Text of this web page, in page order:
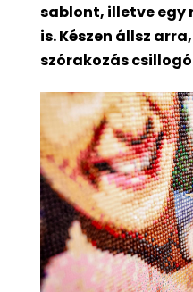
sablont, illetve
is. Készen állsz
szórakozás